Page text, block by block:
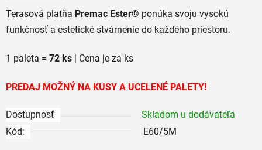
Terasová platňa Premac Ester® ponúka svoju vysokú
funkčnosť a estetické stvárnenie do každého priestoru.
1 paleta = 72 ks | Cena je za ks
PREDAJ MOŽNÝ NA KUSY A UCELENÉ PALETY!
Dostupnosť
Skladom u dodávateľa
Kód:
E60/5M